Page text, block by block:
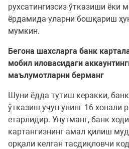
рухсатингизсиз ўтказиши ёки
ёрдамида уларни бошқариш
мумкин.
Бегона шахсларга банк
мобил иловасидаги
маълумотларни берманг
Шуни ёдда тутиш керакки,
ўтказиш учун унинг 16 хонали
етарлидир. Унутманг, банк
картангизнинг амал қилиш
орқали келган тасдиқловчи